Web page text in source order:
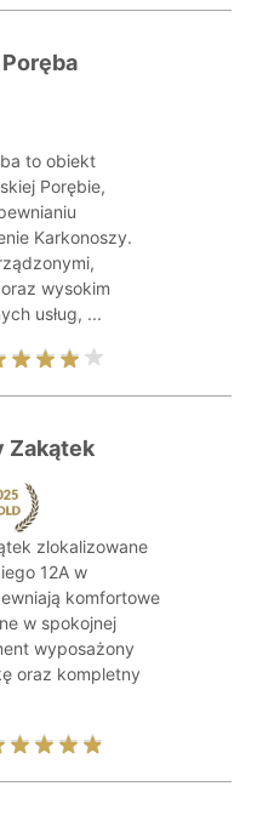
to obiekt
Porębie,
Karkonoszy.
wysokim
usług, ...
Zakątek
zlokalizowane
12A w
komfortowe
w spokojnej
wyposażony
oraz kompletny